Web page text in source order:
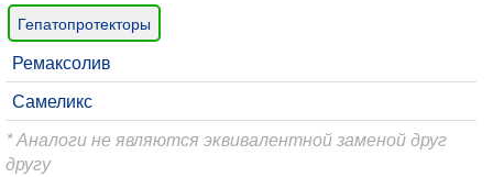
Гепатопротекторы
Ремаксолив
Самеликс
* Аналоги не являются эквивалентной заменой друг
другу